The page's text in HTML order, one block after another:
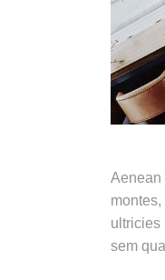
Aenean
ultricies
sem